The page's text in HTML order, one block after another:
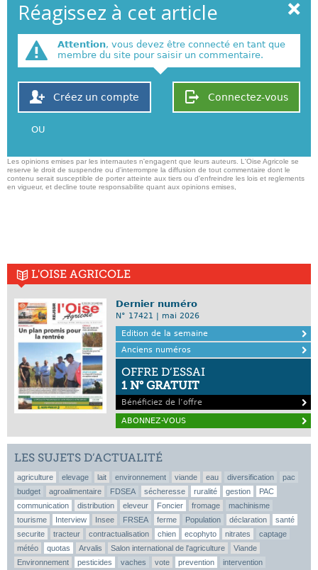
Réagissez à cet article
Attention, vous devez être connecté en tant que
membre du site pour saisir un commentaire.
Connectez-vous
Créez un compte
OU
Les opinions emises par les internautes n'engagent que leurs auteurs. L'Oise Agricole se
reserve le droit de suspendre ou d'interrompre la diffusion de tout commentaire dont le
contenu serait susceptible de porter atteinte aux tiers ou d'enfreindre les lois et reglements
en vigueur, et decline toute responsabilite quant aux opinions emises,
L'OISE AGRICOLE
Dernier numéro
N° 17421 | mai 2026
Edition de la semaine
Anciens numéros
OFFRE D’ESSAI
1 N° GRATUIT
Bénéficiez de l’offre
ABONNEZ-VOUS
LES SUJETS D’ACTUALITÉ
agriculture elevage lait environnement viande eau diversification
pac
budget
agroalimentaire FDSEA sécheresse ruralité gestion
PAC
communication
distribution eleveur Foncier fromage
machinisme
tourisme
Interview Insee FRSEA ferme Population déclaration
santé
securite
tracteur contractualisation chien ecophyto nitrates
captage
météo
quotas Arvalis Salon international de l'agriculture
Viande
Environnement
pesticides vaches vote prevention intervention